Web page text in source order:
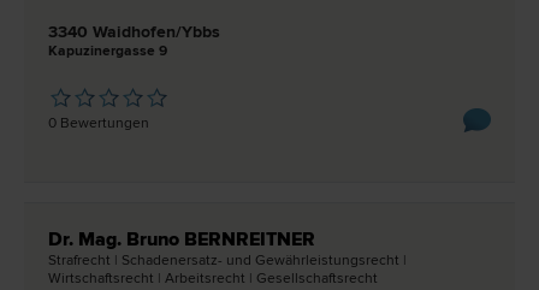
3340 Waidhofen/Ybbs
Kapuzinergasse 9
0 Bewertungen
Dr. Mag. Bruno BERNREITNER
Straf­recht | Schadenersatz- und Gewährleistungs­recht |
Wirtschafts­recht | Arbeits­recht | Gesellschafts­recht